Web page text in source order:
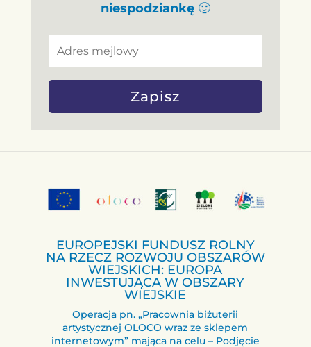
niespodziankę🙂
Zapisz
EUROPEJSKI FUNDUSZ ROLNY
NA RZECZ ROZWOJU OBSZARÓW
WIEJSKICH: EUROPA
INWESTUJĄCA W OBSZARY
WIEJSKIE
Operacja pn. „Pracownia biżuterii
artystycznej OLOCO wraz ze sklepem
internetowym” mająca na celu – Podjęcie